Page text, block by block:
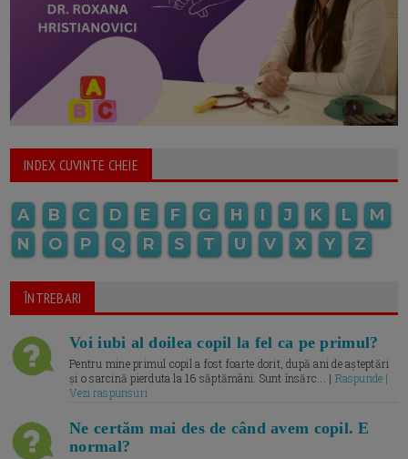
INDEX CUVINTE CHEIE
A B C D E F G H I J K L
M
N
O P Q R S T U V X Y Z
ÎNTREBARI
Voi iubi al doilea copil la fel ca pe primul?
Pentru mine primul copil a fost foarte dorit, după ani de așteptări
și o sarcină pierduta la 16 săptămâni. Sunt însărc... | Raspunde |
Vezi raspunsuri
Ne certăm mai des de când avem copil. E
normal?